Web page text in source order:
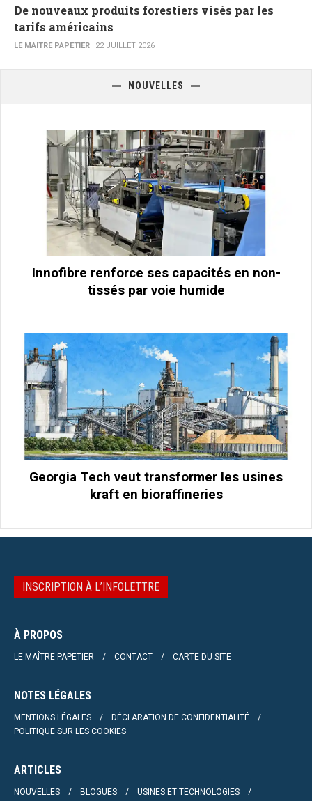
De nouveaux produits forestiers visés par les
tarifs américains
LE MAITRE PAPETIER 22 JUILLET 2026
NOUVELLES
Innofibre renforce ses capacités en non-
tissés par voie humide
Georgia Tech veut transformer les usines
kraft en bioraffineries
INSCRIPTION À L’INFOLETTRE
À PROPOS
LE MAÎTRE PAPETIER CONTACT CARTE DU SITE
NOTES LÉGALES
MENTIONS LÉGALES
DÉCLARATION DE CONFIDENTIALITÉ
POLITIQUE SUR LES COOKIES
ARTICLES
NOUVELLES BLOGUES
USINES ET TECHNOLOGIES